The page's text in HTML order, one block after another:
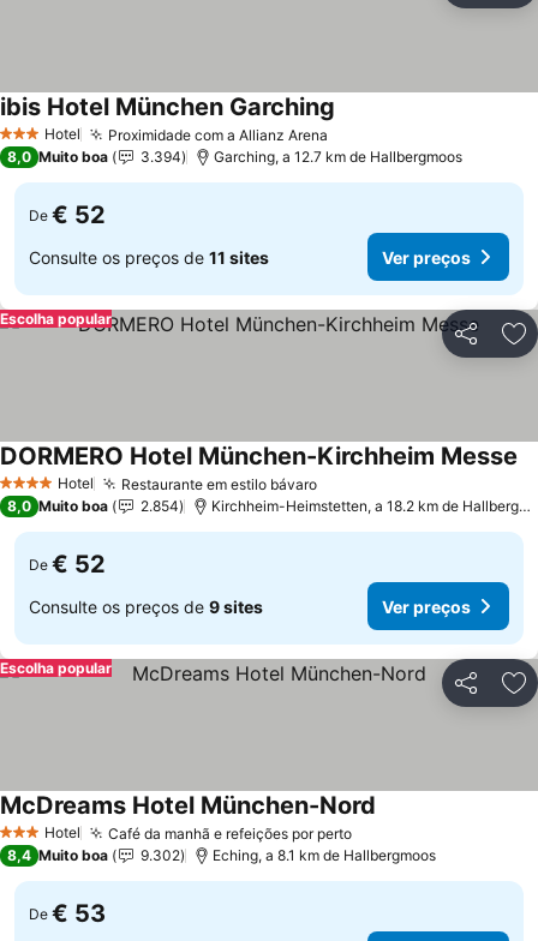
3 EstrelasHotel Proximidade com a Allianz Arena
ibis Hotel München Garching
8,0 Muito boa 3.394 Garching, a 12.7 km de Hallbergmoos
De € 52
Consulte os preços de 11 sites Ver preços
Partilhar
Escolha popular
4 EstrelasHotel Restaurante em estilo bávaro
DORMERO Hotel München-Kirchheim Messe
8,0 Muito boa 2.854 Kirchheim-Heimstetten, a 18.2 km de Hallbergmoos
De € 52
Consulte os preços de 9 sites Ver preços
Partilhar
Escolha popular
3 EstrelasHotel Café da manhã e refeições por perto
McDreams Hotel München-Nord
8,4 Muito boa 9.302 Eching, a 8.1 km de Hallbergmoos
De € 53